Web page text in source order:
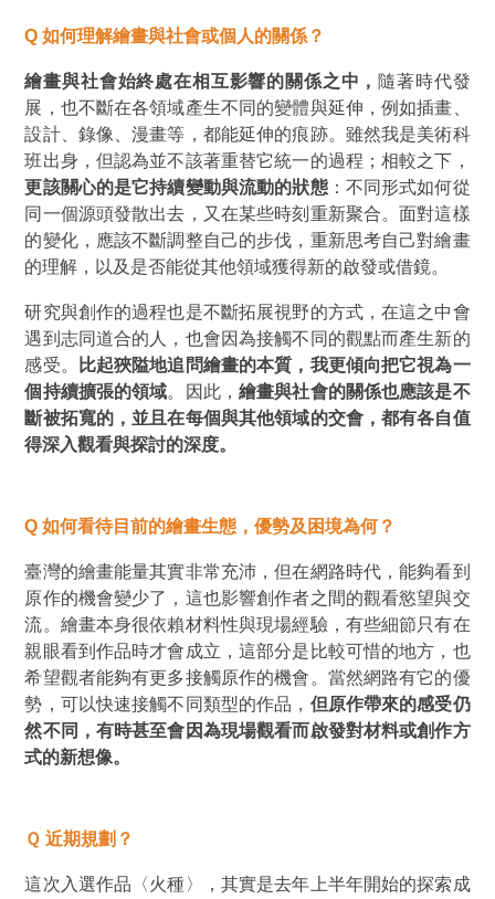
Q如何理解繪畫與社會或個人的關係？
繪畫與社會始終處在相互影響的關係之中， 隨著時代發
展，也不斷在各領域產生不同的變體與延伸，例如插畫、
設計、錄像、漫畫等，都能延伸的痕跡。雖然我是美術科
班出身，但認為並不該著重替它統一的過程；相較之下，
更該關心的是它持續變動與流動的狀態：不同形式如何從
同一個源頭發散出去，又在某些時刻重新聚合。面對這樣
的變化，應該不斷調整自己的步伐，重新思考自己對繪畫
的理解，以及是否能從其他領域獲得新的啟發或借鏡。
研究與創作的過程也是不斷拓展視野的方式，在這之中會
遇到志同道合的人，也會因為接觸不同的觀點而產生新的
感受。
比起狹隘地追問繪畫的本質，我更傾向把它視為一
個持續擴張的領域。因此， 繪畫與社會的關係也應該是不
斷被拓寬的，並且在每個與其他領域的交會，都有各自值
得深入觀看與探討的深度。
Q如何看待目前的繪畫生態，優勢及困境為何？
臺灣的繪畫能量其實非常充沛，但在網路時代，能夠看到
原作的機會變少了，這也影響創作者之間的觀看慾望與交
流。繪畫本身很依賴材料性與現場經驗，有些細節只有在
親眼看到作品時才會成立，這部分是比較可惜的地方，也
希望觀者能夠有更多接觸原作的機會。當然網路有它的優
勢，可以快速接觸不同類型的作品， 但原作帶來的感受仍
然不同，有時甚至會因為現場觀看而啟發對材料或創作方
式的新想像。
Ｑ 近期規劃？
這次入選作品 〈火種〉
，其實是去年上半年開始的探索成